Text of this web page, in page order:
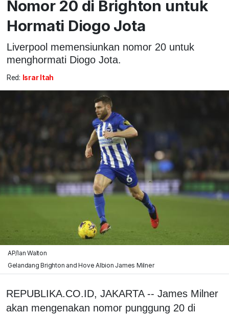
Nomor 20 di Brighton untuk
Hormati Diogo Jota
Liverpool memensiunkan nomor 20 untuk
menghormati Diogo Jota.
Red: Israr Itah
AP/Ian Walton
Gelandang Brighton and Hove Albion James Milner
REPUBLIKA.CO.ID, JAKARTA -- James Milner
akan mengenakan nomor punggung 20 di